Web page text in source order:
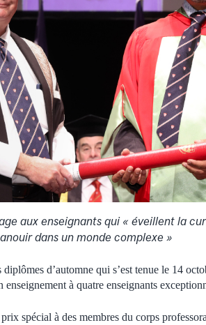
aux enseignants qui « éveillent la
dans un monde complexe »
d’automne qui s’est tenue le 14
à quatre enseignants
spécial à des membres du corps